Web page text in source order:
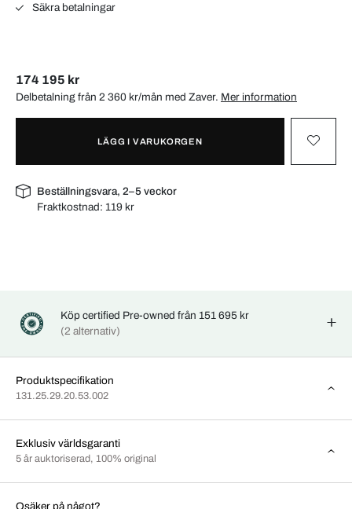
Säkra betalningar
174 195 kr
Delbetalning från 2 360 kr/mån med Zaver. Mer information
LÄGG I VARUKORGEN
Beställningsvara, 2–5 veckor
Fraktkostnad: 119 kr
Köp certified Pre-owned från 151 695 kr
(2 alternativ)
Produktspecifikation
131.25.29.20.53.002
Exklusiv världsgaranti
5 år auktoriserad, 100% original
Osäker på något?